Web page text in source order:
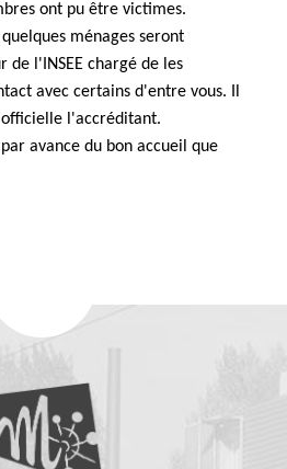
ont pu être victimes.
ménages seront
de l'INSEE chargé de les
avec certains d'entre vous. Il
l'accréditant.
avance du bon accueil que